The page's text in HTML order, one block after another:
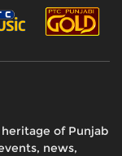
of Punjab
news,